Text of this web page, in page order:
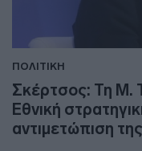
ΠΟΛΙΤΙΚΗ
Σκέρτσος: Τη Μ.
Εθνική
αντιμετώπιση